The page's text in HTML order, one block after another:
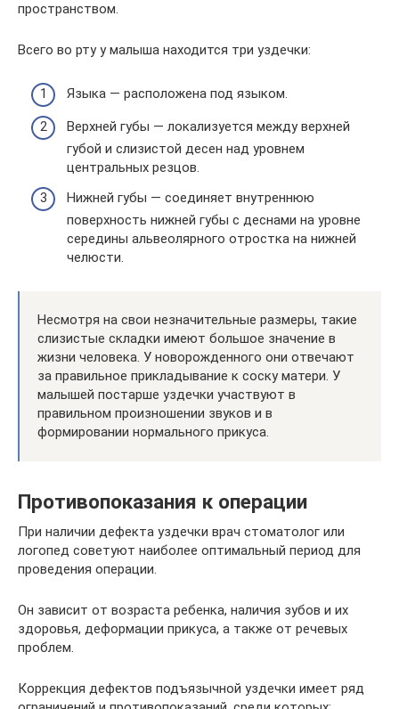
пространством.
Всего во рту у малыша находится три уздечки:
Языка — расположена под языком.
Верхней губы — локализуется между верхней
губой и слизистой десен над уровнем
центральных резцов.
Нижней губы — соединяет внутреннюю
поверхность нижней губы с деснами на уровне
середины альвеолярного отростка на нижней
челюсти.
Несмотря на свои незначительные размеры, такие
слизистые складки имеют большое значение в
жизни человека. У новорожденного они отвечают
за правильное прикладывание к соску матери. У
малышей постарше уздечки участвуют в
правильном произношении звуков и в
формировании нормального прикуса.
Противопоказания к операции
При наличии дефекта уздечки врач стоматолог или
логопед советуют наиболее оптимальный период для
проведения операции.
Он зависит от возраста ребенка, наличия зубов и их
здоровья, деформации прикуса, а также от речевых
проблем.
Коррекция дефектов подъязычной уздечки имеет ряд